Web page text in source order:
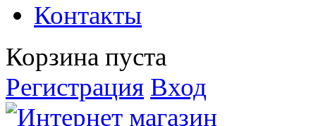
Контакты
Корзина пуста
Регистрация Вход